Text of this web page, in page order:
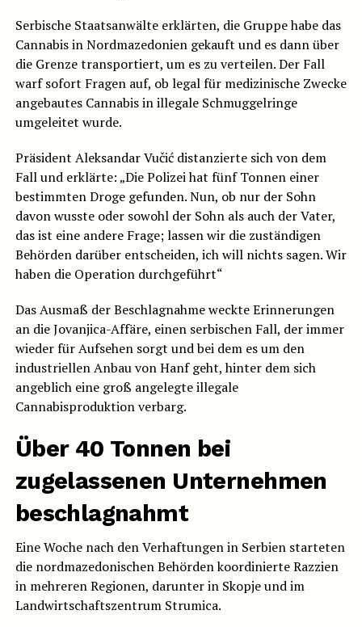
Serbische Staatsanwälte erklärten, die Gruppe habe das
Cannabis in Nordmazedonien gekauft und es dann über
die Grenze transportiert, um es zu verteilen. Der Fall
warf sofort Fragen auf, ob legal für medizinische Zwecke
angebautes Cannabis in illegale Schmuggelringe
umgeleitet wurde.
Präsident Aleksandar Vučić distanzierte sich von dem
Fall und erklärte: „Die Polizei hat fünf Tonnen einer
bestimmten Droge gefunden. Nun, ob nur der Sohn
davon wusste oder sowohl der Sohn als auch der Vater,
das ist eine andere Frage; lassen wir die zuständigen
Behörden darüber entscheiden, ich will nichts sagen. Wir
haben die Operation durchgeführt“
Das Ausmaß der Beschlagnahme weckte Erinnerungen
an die Jovanjica-Affäre, einen serbischen Fall, der immer
wieder für Aufsehen sorgt und bei dem es um den
industriellen Anbau von Hanf geht, hinter dem sich
angeblich eine groß angelegte illegale
Cannabisproduktion verbarg.
Über 40 Tonnen bei
zugelassenen Unternehmen
beschlagnahmt
Eine Woche nach den Verhaftungen in Serbien starteten
die nordmazedonischen Behörden koordinierte Razzien
in mehreren Regionen, darunter in Skopje und im
Landwirtschaftszentrum Strumica.